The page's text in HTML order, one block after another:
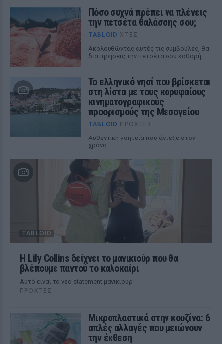
Πόσο συχνά πρέπει να πλένεις
την πετσέτα θαλάσσης σου;
TABLOID ΧΤΕΣ
Ακολουθώντας αυτές τις συμβουλές, θα
διατηρήσεις την πετσέτα σου καθαρή
Το ελληνικό νησί που βρίσκεται
στη λίστα με τους κορυφαίους
κινηματογραφικούς
προορισμούς της Μεσογείου
TABLOID ΠΡΟΧΤΈΣ
Αυθεντική γοητεία που άντεξε στον
χρόνο
TABLOID
Η Lily Collins δείχνει το μανικιούρ που θα
βλέπουμε παντού το καλοκαίρι
Αυτό είναι το νέο statement μανικιούρ
ΠΡΟΧΤΈΣ
Μικροπλαστικά στην κουζίνα: 6
απλές αλλαγές που μειώνουν
την έκθεση